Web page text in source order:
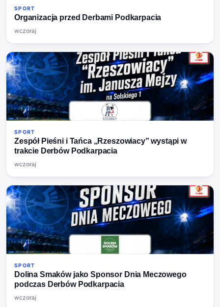
SPORT
Organizacja przed Derbami Podkarpacia
wczoraj
SPORT
Zespół Pieśni i Tańca „Rzeszowiacy” wystąpi w
trakcie Derbów Podkarpacia
wczoraj
SPORT
Dolina Smaków jako Sponsor Dnia Meczowego
podczas Derbów Podkarpacia
wczoraj